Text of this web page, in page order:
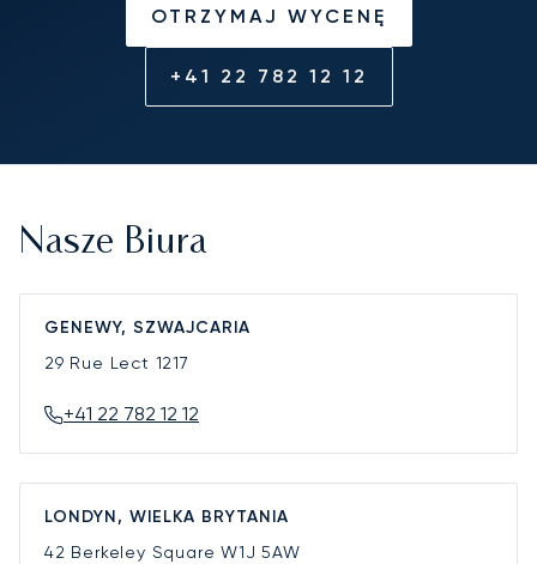
OTRZYMAJ WYCENĘ
+41 22 782 12 12
Nasze Biura
GENEWY, SZWAJCARIA
29 Rue Lect 1217
+41 22 782 12 12
LONDYN, WIELKA BRYTANIA
42 Berkeley SquareW1J 5AW